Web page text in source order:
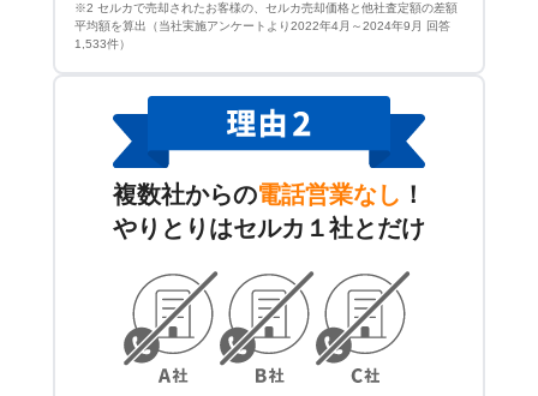
※2 セルカで売却されたお客様の、セルカ売却価格と他社査定額の差額
平均額を算出（当社実施アンケートより2022年4月～2024年9月 回答
1,533件）
複数社からの電話営業なし ！
やりとりはセルカ１社とだけ